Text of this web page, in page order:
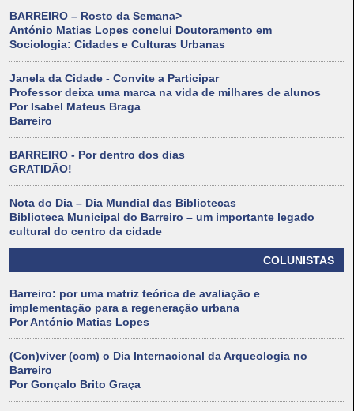
BARREIRO – Rosto da Semana>
António Matias Lopes conclui Doutoramento em
Sociologia: Cidades e Culturas Urbanas
Janela da Cidade - Convite a Participar
Professor deixa uma marca na vida de milhares de alunos
Por Isabel Mateus Braga
Barreiro
BARREIRO - Por dentro dos dias
GRATIDÃO!
Nota do Dia – Dia Mundial das Bibliotecas
Biblioteca Municipal do Barreiro – um importante legado
cultural do centro da cidade
COLUNISTAS
Barreiro: por uma matriz teórica de avaliação e
implementação para a regeneração urbana
Por António Matias Lopes
(Con)viver (com) o Dia Internacional da Arqueologia no
Barreiro
Por Gonçalo Brito Graça